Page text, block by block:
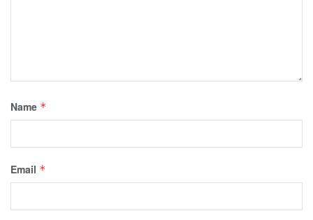
Name *
Email *